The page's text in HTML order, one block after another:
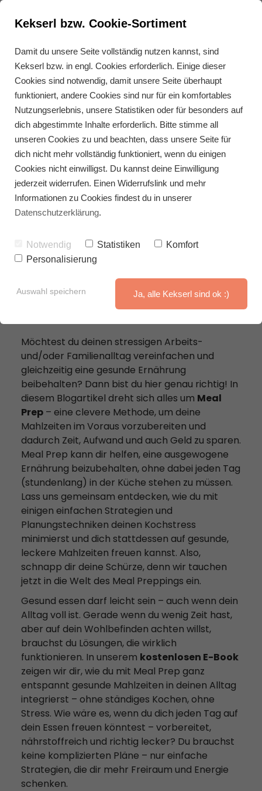
Meal Prep: Die Geheimwaffe
für eine ausgewogene
Ernährung und ein
entspannteres Leben
Möchtest du deinen stressigen Arbeits-
und/oder Familienalltag vereinfachen und
gleichzeitig eine gesunde Ernährung
beibehalten? Dann bist du hier genau richtig! In
diesem Blogartikel dreht sich alles um Meal
Prep– eine clevere Methode, um deine
Mahlzeiten im Voraus vorzubereiten und
dadurch Zeit, Aufwand und auch Geld zu sparen.
Meal Prep kann dir helfen, eine ausgewogene
Ernährung beizubehalten, ohne dabei jeden Tag
(stundenlang) in der Küche stehen zu müssen.
Lass uns gemeinsam entdecken, wie du mit
einigen einfachen Strategien und
Planungstechniken deinen Kochstress
minimierst und dich stattdessen auf gesunde,
leckere Mahlzeiten freuen kannst. Also,
schnapp dir deine Schürze, denn wir tauchen
jetzt in die Welt des Meal Preppings ein.
Gesund essen darf leicht sein – auch wenn dein
Alltag voll ist. Gerade wenn du wenig Zeit hast,
aber auf dein Wohlbefinden achten willst,
brauchst du Lösungen, die wirklich
funktionieren. In unserem kostenlosen E-Book
zeigen wir dir, wie du mit Meal Prep ganz
entspannt gesunde Mahlzeiten in deinen Alltag
integrierst – ohne ständiges Kochen, ohne
Stress. Wie wäre es, wenn du dich jeden Tag auf
dein Essen freuen könntest – vorbereitet,
nährstoffreich und richtig lecker? Du brauchst
keine komplizierten Pläne – nur einfache
Strategien, die dir mehr Freiraum und Energie
schenken.
Kekserl bzw. Cookie-Sortiment
Damit du unsere Seite vollständig nutzen kannst, sind
Kekserl bzw. in engl. Cookies erforderlich. Einige dieser
Cookies sind notwendig, damit unsere Seite überhaupt
funktioniert, andere Cookies sind nur für ein komfortables
Nutzungserlebnis, unsere Statistiken oder für besonders auf
dich abgestimmte Inhalte erforderlich. Bitte stimme all
unseren Cookies zu und beachten, dass unsere Seite für
dich nicht mehr vollständig funktioniert, wenn du einigen
Cookies nicht einwilligst. Du kannst deine Einwilligung
jederzeit widerrufen. Einen Widerrufslink und mehr
Informationen zu Cookies findest du in unserer
Datenschutzerklärung.
Notwendig Statistiken
Komfort
Personalisierung
Auswahl speichern Ja, alle Kekserl sind ok :)